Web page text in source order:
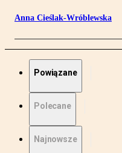
Anna Cieślak-Wróblewska
Powiązane
Polecane
Najnowsze